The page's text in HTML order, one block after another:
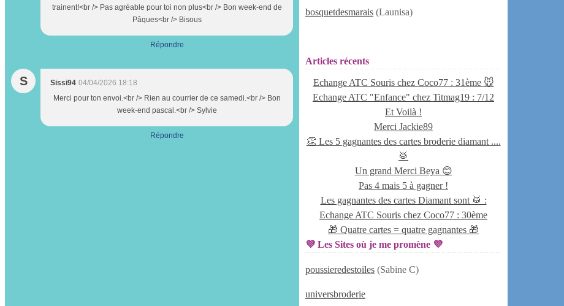
trainent!<br /> Pas agréable pour toi non plus<br /> Bon week-end de
Pâques<br /> Bisous
Répondre
S Sissi94 04/04/2026 18:18
Merci pour ton envoi.<br /> Rien au courrier de ce samedi.<br /> Bon
week-end pascal.<br /> Sylvie
Répondre
bosquetdesmarais (Launisa)
Articles récents
Echange ATC Souris chez Coco77 : 31ème 🐭
Echange ATC "Enfance" chez Titmag19 : 7/12
Et Voilà !
Merci Jackie89
👏 Les 5 gagnantes des cartes broderie diamant ....
🥁
Un grand Merci Beya 😊
Pas 4 mais 5 à gagner !
Les gagnantes des cartes Diamant sont 🥁 :
Echange ATC Souris chez Coco77 : 30ème
🎁 Quatre cartes = quatre gagnantes 🎁
💜 Les Sites où je me promène 💜
poussieredestoiles (Sabine C)
universbroderie